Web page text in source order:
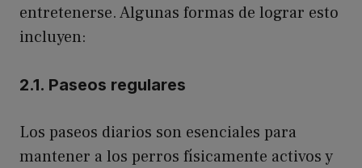
entretenerse. Algunas formas de lograr esto
incluyen:
2.1. Paseos regulares
Los paseos diarios son esenciales para
mantener a los perros físicamente activos y